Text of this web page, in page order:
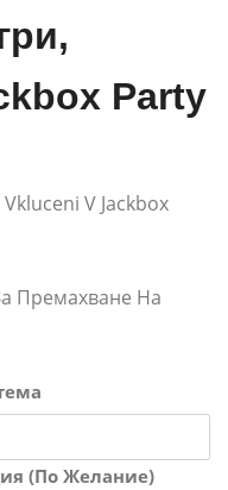
Party
V Jackbox
Премахване На
(По Желание)